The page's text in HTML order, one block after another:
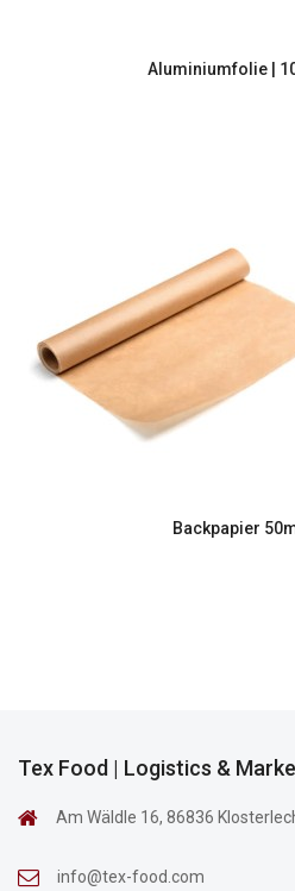
Aluminiumfolie |
Backpapier
Tex Food | Logistics &
Am Wäldle 16, 86836
info@tex-food.com